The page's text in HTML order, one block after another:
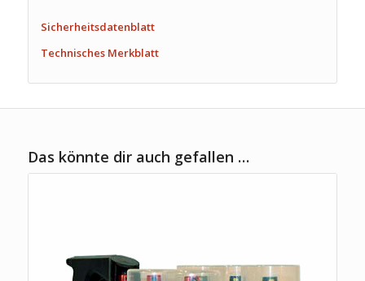
Sicherheitsdatenblatt
Technisches Merkblatt
Das könnte dir auch gefallen …